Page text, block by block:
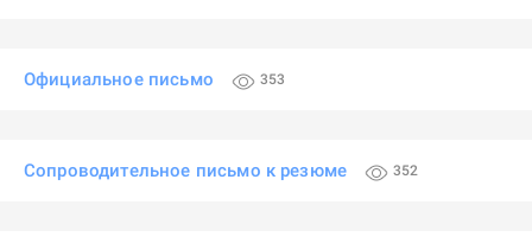
Официальное письмо 353
Сопроводительное письмо к резюме 352